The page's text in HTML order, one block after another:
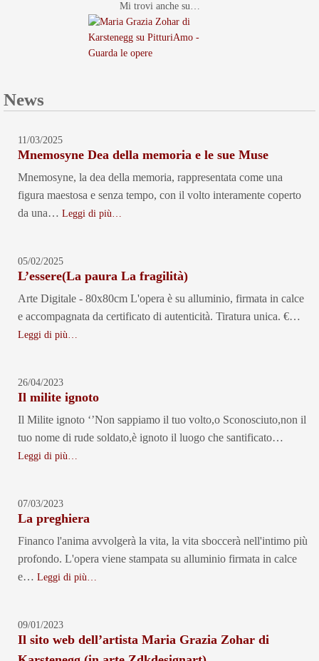
Mi trovi anche su…
News
11/03/2025
Mnemosyne Dea della memoria e le sue Muse
Mnemosyne, la dea della memoria, rappresentata come una
figura maestosa e senza tempo, con il volto interamente coperto
da una… Leggi di più…
05/02/2025
L’essere(La paura La fragilità)
Arte Digitale - 80x80cm L'opera è su alluminio, firmata in calce
e accompagnata da certificato di autenticità. Tiratura unica. €…
Leggi di più…
26/04/2023
Il milite ignoto
Il Milite ignoto ‘’Non sappiamo il tuo volto,o Sconosciuto,non il
tuo nome di rude soldato,è ignoto il luogo che santificato…
Leggi di più…
07/03/2023
La preghiera
Financo l'anima avvolgerà la vita, la vita sboccerà nell'intimo più
profondo. L'opera viene stampata su alluminio firmata in calce
e… Leggi di più…
09/01/2023
Il sito web dell’artista Maria Grazia Zohar di